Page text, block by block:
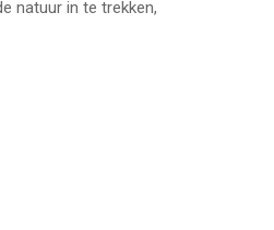
natuur in te trekken,